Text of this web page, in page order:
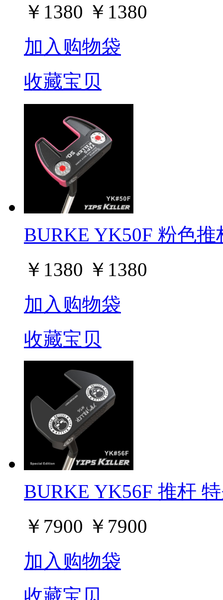
￥ 1380 ￥ 1380
加入购物袋
收藏宝贝
BURKE YK50F 粉色
￥ 1380 ￥ 1380
加入购物袋
收藏宝贝
BURKE YK56F 推杆
￥ 7900 ￥ 7900
加入购物袋
收藏宝贝